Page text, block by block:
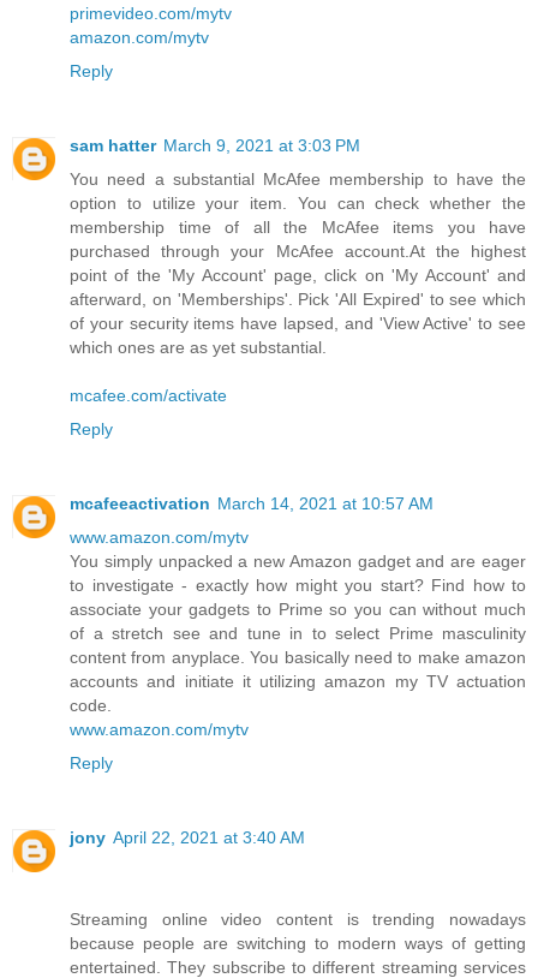
primevideo.com/mytv
amazon.com/mytv
Reply
sam hatter March 9, 2021 at 3:03 PM
You need a substantial McAfee membership to have the
option to utilize your item. You can check whether the
membership time of all the McAfee items you have
purchased through your McAfee account.At the highest
point of the 'My Account' page, click on 'My Account' and
afterward, on 'Memberships'. Pick 'All Expired' to see which
of your security items have lapsed, and 'View Active' to see
which ones are as yet substantial.
mcafee.com/activate
Reply
mcafeeactivation March 14, 2021 at 10:57 AM
www.amazon.com/mytv
You simply unpacked a new Amazon gadget and are eager
to investigate - exactly how might you start? Find how to
associate your gadgets to Prime so you can without much
of a stretch see and tune in to select Prime masculinity
content from anyplace. You basically need to make amazon
accounts and initiate it utilizing amazon my TV actuation
code.
www.amazon.com/mytv
Reply
jony April 22, 2021 at 3:40 AM
Streaming online video content is trending nowadays
because people are switching to modern ways of getting
entertained. They subscribe to different streaming services